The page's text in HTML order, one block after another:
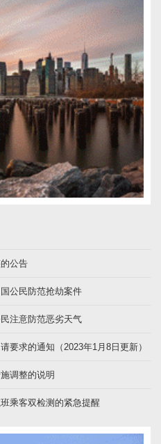
公告
公民防范抢劫案件
注意防范恶劣天气
要求的通知（2023年1月8日更新）
调整的说明
乘客双检测的紧急提醒